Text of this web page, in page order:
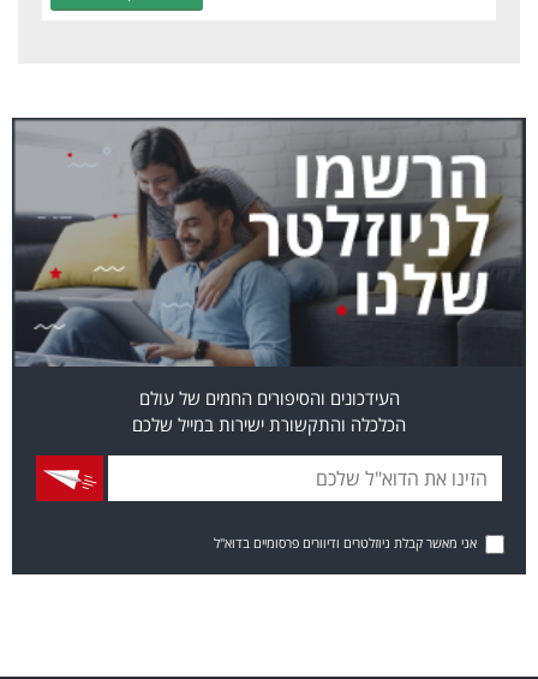
העידכונים והסיפורים החמים של עולם
הכלכלה והתקשורת ישירות במייל שלכם
אני מאשר קבלת ניוזלטרים ודיוורים פרסומיים בדוא"ל